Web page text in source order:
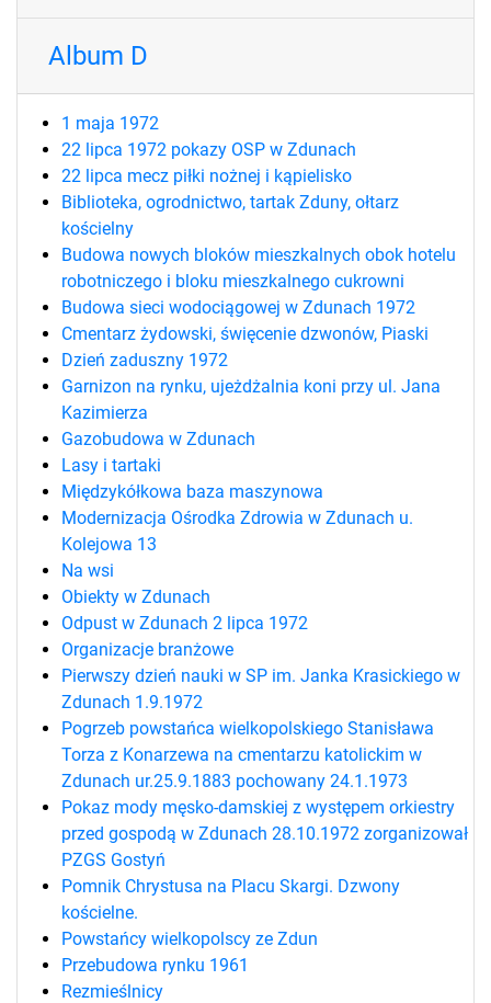
Album D
1 maja 1972
22 lipca 1972 pokazy OSP w Zdunach
22 lipca mecz piłki nożnej i kąpielisko
Biblioteka, ogrodnictwo, tartak Zduny, ołtarz
kościelny
Budowa nowych bloków mieszkalnych obok hotelu
robotniczego i bloku mieszkalnego cukrowni
Budowa sieci wodociągowej w Zdunach 1972
Cmentarz żydowski, święcenie dzwonów, Piaski
Dzień zaduszny 1972
Garnizon na rynku, ujeżdżalnia koni przy ul. Jana
Kazimierza
Gazobudowa w Zdunach
Lasy i tartaki
Międzykółkowa baza maszynowa
Modernizacja Ośrodka Zdrowia w Zdunach u.
Kolejowa 13
Na wsi
Obiekty w Zdunach
Odpust w Zdunach 2 lipca 1972
Organizacje branżowe
Pierwszy dzień nauki w SP im. Janka Krasickiego w
Zdunach 1.9.1972
Pogrzeb powstańca wielkopolskiego Stanisława
Torza z Konarzewa na cmentarzu katolickim w
Zdunach ur.25.9.1883 pochowany 24.1.1973
Pokaz mody męsko-damskiej z występem orkiestry
przed gospodą w Zdunach 28.10.1972 zorganizował
PZGS Gostyń
Pomnik Chrystusa na Placu Skargi. Dzwony
kościelne.
Powstańcy wielkopolscy ze Zdun
Przebudowa rynku 1961
Rezmieślnicy